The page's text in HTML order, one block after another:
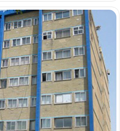
انتشار
نتایج
ارشد
۱۳۹۵
از
سوی
مشاور
سازمان
سنجش